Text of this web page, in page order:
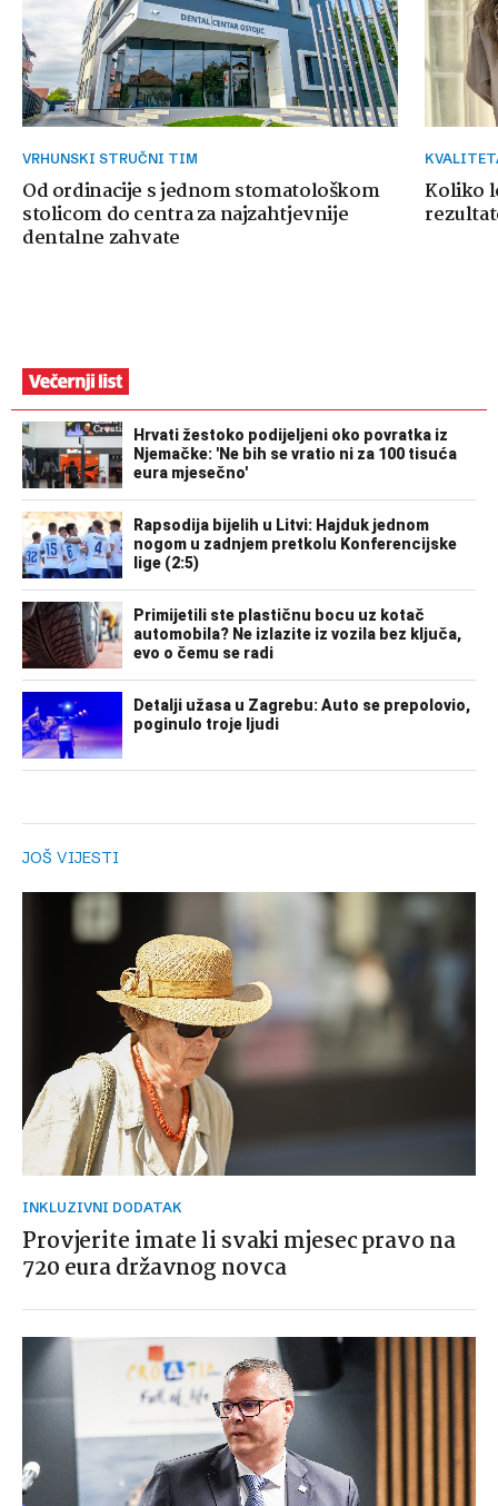
VRHUNSKI STRUČNI TIM
Od ordinacije s jednom stomatološkom
stolicom do centra za najzahtjevnije
dentalne zahvate
Koliko
JOŠ VIJESTI
INKLUZIVNI DODATAK
Provjerite imate li svaki mjesec pravo na
720 eura državnog novca